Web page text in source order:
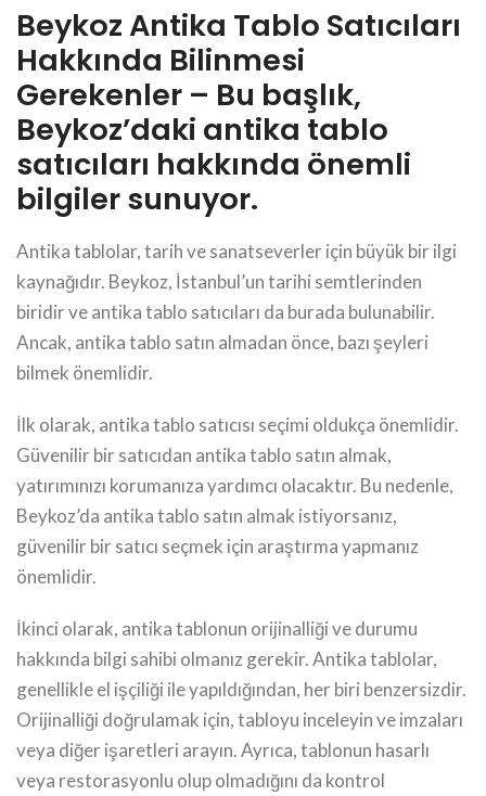
Beykoz Antika Tablo Satıcıları
Hakkında Bilinmesi
Gerekenler – Bu başlık,
Beykoz’daki antika tablo
satıcıları hakkında önemli
bilgiler sunuyor.
Antika tablolar, tarih ve sanatseverler için büyük bir ilgi
kaynağıdır. Beykoz, İstanbul’un tarihi semtlerinden
biridir ve antika tablo satıcıları da burada bulunabilir.
Ancak, antika tablo satın almadan önce, bazı şeyleri
bilmek önemlidir.
İlk olarak, antika tablo satıcısı seçimi oldukça önemlidir.
Güvenilir bir satıcıdan antika tablo satın almak,
yatırımınızı korumanıza yardımcı olacaktır. Bu nedenle,
Beykoz’da antika tablo satın almak istiyorsanız,
güvenilir bir satıcı seçmek için araştırma yapmanız
önemlidir.
İkinci olarak, antika tablonun orijinalliği ve durumu
hakkında bilgi sahibi olmanız gerekir. Antika tablolar,
genellikle el işçiliği ile yapıldığından, her biri benzersizdir.
Orijinalliği doğrulamak için, tabloyu inceleyin ve imzaları
veya diğer işaretleri arayın. Ayrıca, tablonun hasarlı
veya restorasyonlu olup olmadığını da kontrol